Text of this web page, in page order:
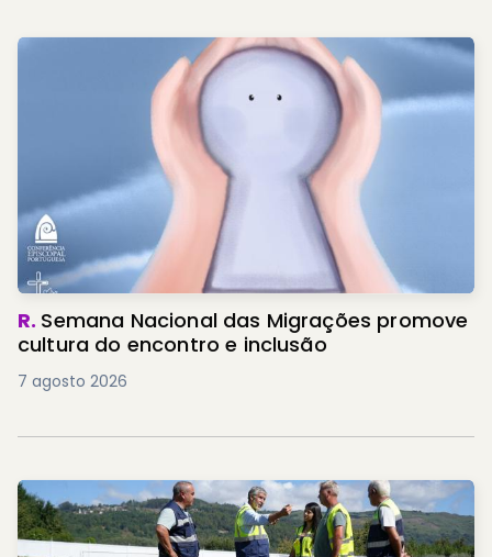
R. Semana Nacional das Migrações promove
cultura do encontro e inclusão
7 agosto 2026